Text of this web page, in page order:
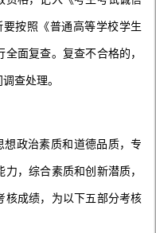
按照《普通高等学校学生
面复查。复查不合格的，
查处理。
政治素质和道德品质，专
，综合素质和创新潜质，
核成绩，为以下五部分考核